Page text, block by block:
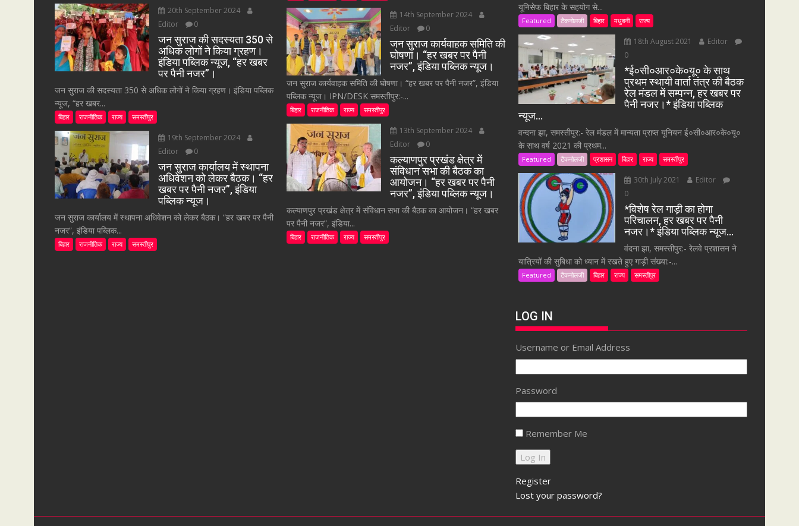
20th September 2024
Editor
0
जन सुराज की सदस्यता 350 से
अधिक लोगों ने किया ग्रहण।
इंडिया पब्लिक न्यूज, “हर खबर
पर पैनी नजर”।
जन सुराज की सदस्यता 350 से अधिक लोगों ने किया ग्रहण। इंडिया पब्लिक
न्यूज, “हर खबर...
बिहार राजनीतिक राज्य समस्तीपुर
19th September 2024
Editor
0
जन सुराज कार्यालय में स्थापना
अधिवेशन को लेकर बैठक। “हर
खबर पर पैनी नजर”, इंडिया
पब्लिक न्यूज।
जन सुराज कार्यालय में स्थापना अधिवेशन को लेकर बैठक। “हर खबर पर पैनी
नजर”, इंडिया पब्लिक...
बिहार राजनीतिक राज्य समस्तीपुर
14th September 2024
Editor
0
जन सुराज कार्यवाहक समिति की
घोषणा। “हर खबर पर पैनी
नजर”, इंडिया पब्लिक न्यूज।
जन सुराज कार्यवाहक समिति की घोषणा। “हर खबर पर पैनी नजर”, इंडिया
पब्लिक न्यूज। IPN/DESK समस्तीपुर:-...
बिहार राजनीतिक राज्य समस्तीपुर
13th September 2024
Editor
0
कल्याणपुर प्रखंड क्षेत्र में
संविधान सभा की बैठक का
आयोजन। “हर खबर पर पैनी
नजर”, इंडिया पब्लिक न्यूज।
कल्याणपुर प्रखंड क्षेत्र में संविधान सभा की बैठक का आयोजन। “हर खबर
पर पैनी नजर”, इंडिया...
बिहार राजनीतिक राज्य समस्तीपुर
यूनिसेफ बिहार के सहयोग से...
Featured टैकनोलजी बिहार मधुबनी राज्य
18th August 2021
Editor
0
*ई०सी०आर०के०यू० के साथ
प्रथम स्थायी वार्ता तंत्र की बैठक
रेल मंडल में सम्पन्न, हर खबर पर
पैनी नजर।* इंडिया पब्लिक
न्यूज…
वन्दना झा, समस्तीपुर:- रेल मंडल में मान्यता प्राप्त यूनियन ई०सी०आर०के०यू०
के साथ वर्ष 2021 की प्रथम...
Featured टैकनोलजी प्रशासन बिहार राज्य समस्तीपुर
30th July 2021
Editor
0
*विशेष रेल गाड़ी का होगा
परिचालन, हर खबर पर पैनी
नजर।* इंडिया पब्लिक न्यूज…
वंदना झा, समस्तीपुर:- रेलवे प्रशासन ने
यात्रियों की सुबिधा को ध्यान में रखते हुए गाड़ी संख्या:-...
Featured टैकनोलजी बिहार राज्य समस्तीपुर
LOG IN
Username or Email Address
Password
Remember Me
Register
Lost your password?